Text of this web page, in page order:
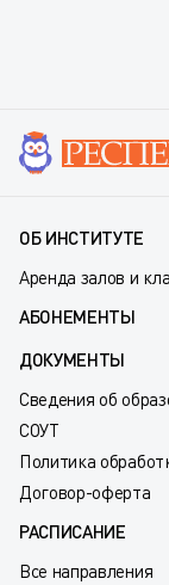
ОБ ИНСТИТУТЕ
Аренда залов и
АБОНЕМЕНТЫ
ДОКУМЕНТЫ
Сведения об
СОУТ
Политика
Договор-оферта
РАСПИСАНИЕ
Все направления